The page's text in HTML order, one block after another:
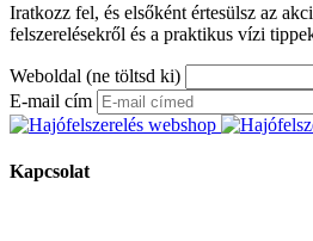
Iratkozz fel, és elsőként értesülsz az
felszerelésekről és a praktikus vízi
Weboldal (ne töltsd ki)
E-mail cím
Kapcsolat